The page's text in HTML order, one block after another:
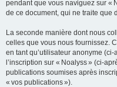
pendant que vous naviguez sur «
de ce document, qui ne traite que
La seconde manière dont nous
celles que vous nous fournissez.
en tant qu’utilisateur anonyme
l’inscription sur « Noalyss » (ci-
publications soumises après
« vos publications »).